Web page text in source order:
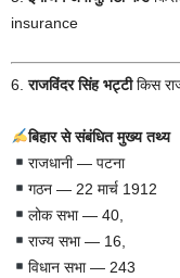
insurance
6.राजविंदर सिंह भट्टीकिस
बिहार से संबंधित मुख्य तथ्य
राजधानी — पटना
गठन — 22 मार्च 1912
लोक सभा — 40,
राज्य सभा — 16,
विधान सभा — 243